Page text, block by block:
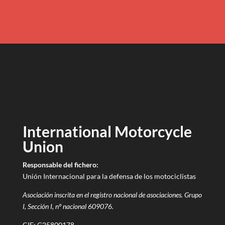
International Motorcycle
Union
Responsable del fichero:
Unión Internacional para la defensa de los motociclistas
Asociación inscrita en el registro nacional de asociaciones. Grupo
I, Sección I, nº nacional 609076.